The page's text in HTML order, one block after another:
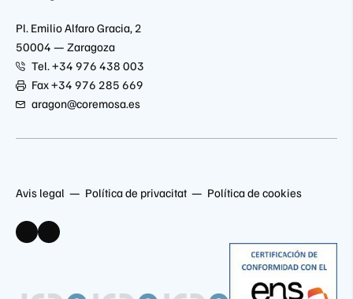
Pl. Emilio Alfaro Gracia, 2
50004 — Zaragoza
Tel. +34 976 438 003
Fax +34 976 285 669
aragon@coremosa.es
Avis legal Política de privacitat Política de cookies